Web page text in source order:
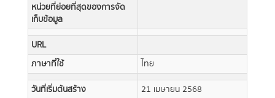
หน่วยที่ย่อยที่สุดของการจัด
เก็บข้อมูล
URL
ภาษาที่ใช้
ไทย
วันที่เริ่มต้นสร้าง
21 เมษายน 2568